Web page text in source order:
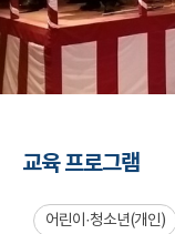
교육 프로그램
어린이·청소년(개인)